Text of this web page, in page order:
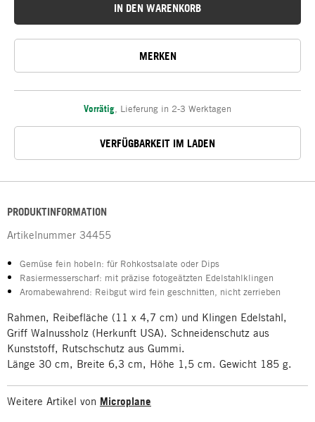
IN DEN WARENKORB
MERKEN
Vorrätig Lieferung in 2-3 Werktagen
VERFÜGBARKEIT IM LADEN
PRODUKTINFORMATION
Artikelnummer 34455
Gemüse fein hobeln: für Rohkostsalate oder Dips
Rasiermesserscharf: mit präzise fotogeätzten Edelstahlklingen
Aromabewahrend: Reibgut wird fein geschnitten, nicht zerrieben
Rahmen, Reibefläche (11 x 4,7 cm) und Klingen Edelstahl,
Griff Walnussholz (Herkunft USA). Schneidenschutz aus
Kunststoff, Rutschschutz aus Gummi.
Länge 30 cm, Breite 6,3 cm, Höhe 1,5 cm. Gewicht 185 g.
Weitere Artikel von Microplane